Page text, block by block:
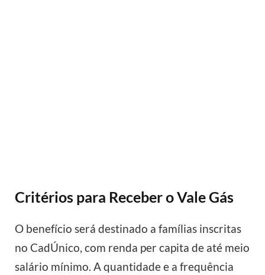
Critérios para Receber o Vale Gás
O benefício será destinado a famílias inscritas
no CadÚnico, com renda per capita de até meio
salário mínimo. A quantidade e a frequência